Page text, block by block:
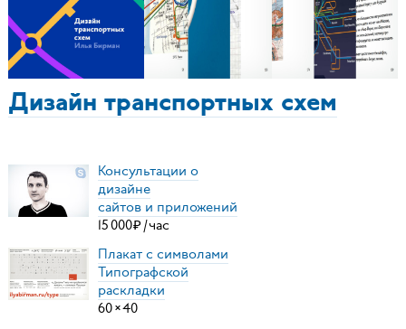
Дизайн транспортных схем
Консультации о
дизайне
сайтов и приложений
15000₽ /час
Плакат с символами
Типографской
раскладки
60×40